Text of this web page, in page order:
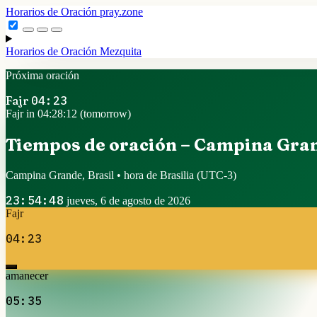
Horarios de Oración pray.zone
Horarios de Oración Mezquita
Próxima oración
Fajr 04:23
Fajr in 04:28:11 (tomorrow)
Tiempos de oración – Campina
Campina Grande, Brasil • hora de Brasilia (UTC-3)
23:54:49 jueves, 6 de agosto de 2026
Fajr
04:23
amanecer
05:35